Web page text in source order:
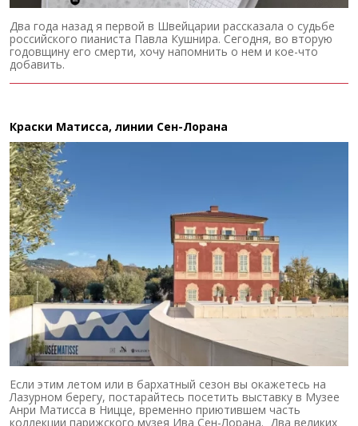
Два года назад я первой в Швейцарии рассказала о судьбе
российского пианиста Павла Кушнира. Сегодня, во вторую
годовщину его смерти, хочу напомнить о нем и кое-что
добавить.
Краски Матисса, линии Сен-Лорана
Если этим летом или в бархатный сезон вы окажетесь на
Лазурном берегу, постарайтесь посетить выставку в Музее
Анри Матисса в Ницце, временно приютившем часть
коллекции парижского музея Ива Сен-Лорана. Два великих